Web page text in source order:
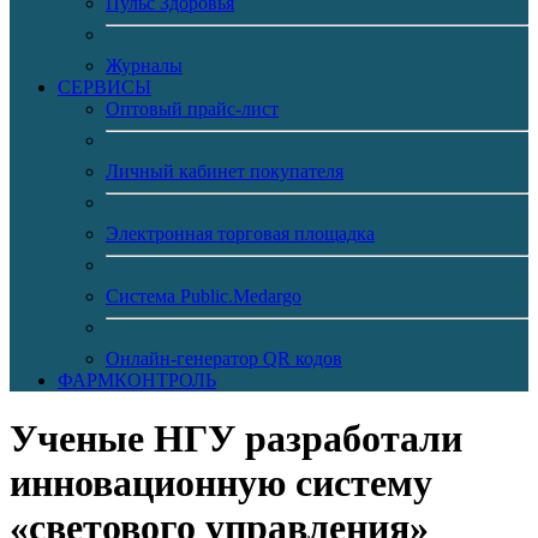
Журналы
CЕРВИСЫ
Оптовый прайс-лист
Личный кабинет покупателя
Электронная торговая площадка
Система Public.Medargo
Онлайн-генератор QR кодов
ФАРМКОНТРОЛЬ
Ученые НГУ разработали
инновационную систему
«светового управления»